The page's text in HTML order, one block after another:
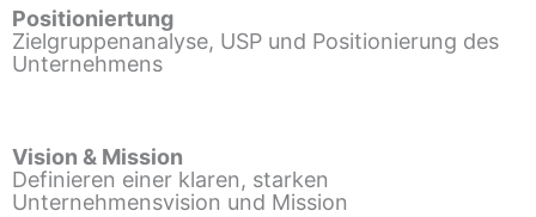
Positioniertung
Zielgruppenanalyse, USP und Positionierung des
Unternehmens
Vision & Mission
Definieren einer klaren, starken
Unternehmensvision und Mission